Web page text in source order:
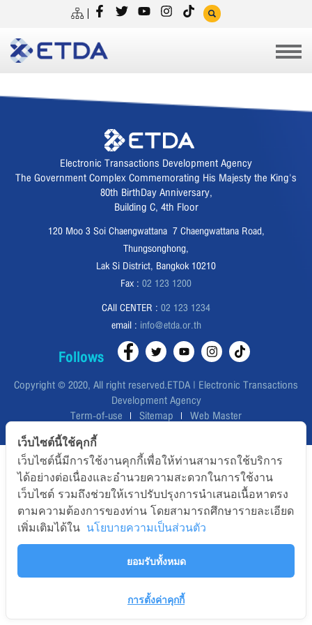
TOP
Electronic Transactions Development Agency
The Government Complex Commemorating His Majesty the King's
80th BirthDay Anniversary,
Building C, 4th Floor
120 Moo 3 Soi Chaengwattana 7 Chaengwattana Road,
Thungsonghong,
Lak Si District, Bangkok 10210
Fax : 02 123 1200
CAll CENTER : 02 123 1234
email : info@etda.or.th
Follows
Copyright © 2020, All right reserved.ETDA | Electronic Transactions
Development Agency
Term-of-use
Sitemap Web Master
เว็บไซต์นี้ใช้คุกกี้
เว็บไซต์นี้มีการใช้งานคุกกี้เพื่อให้ท่านสามารถใช้บริการ
ได้อย่างต่อเนื่องและอำนวยความสะดวกในการใช้งาน
เว็บไซต์ รวมถึงช่วยให้เราปรับปรุงการนำเสนอเนื้อหาตรง
ตามความต้องการของท่าน โดยสามารถศึกษารายละเอียด
เพิ่มเติมได้ใน นโยบายความเป็นส่วนตัว
ยอมรับทั้งหมด
การตั้งค่าคุกกี้